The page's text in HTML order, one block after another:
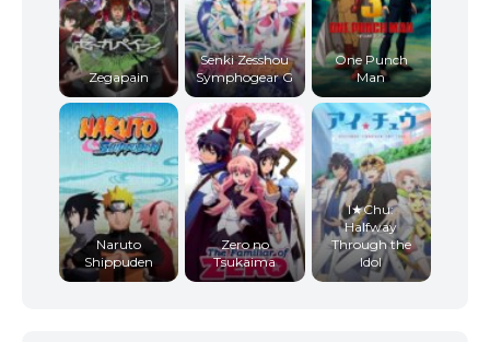
Zegapain
Senki Zesshou
Symphogear G
One Punch
Man
Naruto
Shippuden
Zero no
Tsukaima
I★Chu:
Halfway
Through the
Idol